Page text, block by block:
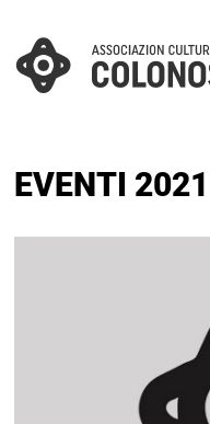
EVENTI 2021